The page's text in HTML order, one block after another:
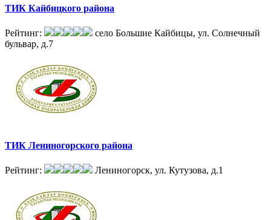
ТИК Кайбицкого района
Рейтинг:
село Большие Кайбицы, ул. Солнечный
бульвар, д.7
ТИК Лениногорского района
Рейтинг: Лениногорск, ул. Кутузова, д.1